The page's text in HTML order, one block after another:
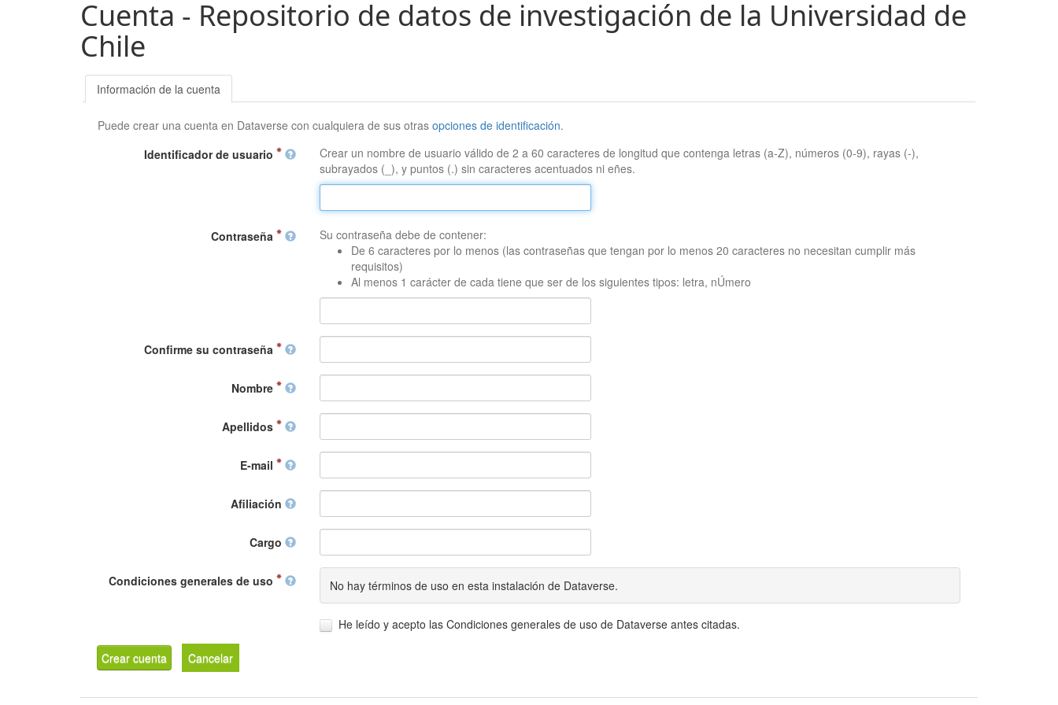
Cuenta - Repositorio de datos de investigación de la Universidad de
Chile
Información de la cuenta
Puede crear una cuenta en Dataverse con cualquiera de sus otrasopciones de identificación.
Identificador de usuario
Crear un nombre de usuario válido de 2 a 60 caracteres de longitud que contenga letras (a-Z), números (0-9), rayas (-),
subrayados (_), y puntos (.) sin caracteres acentuados ni eñes.
Contraseña
Su contraseña debe de contener:
De 6 caracteres por lo menos (las contraseñas que tengan por lo menos 20 caracteres no necesitan cumplir más
requisitos)
Al menos 1 carácter de cada tiene que ser de los siguientes tipos: letra, nÚmero
Confirme su contraseña
Nombre
Apellidos
E-mail
Afiliación
Cargo
Condiciones generales de uso No hay términos de uso en esta instalación de Dataverse.
He leído y acepto las Condiciones generales de uso de Dataverse antes citadas.
Crear cuenta Cancelar